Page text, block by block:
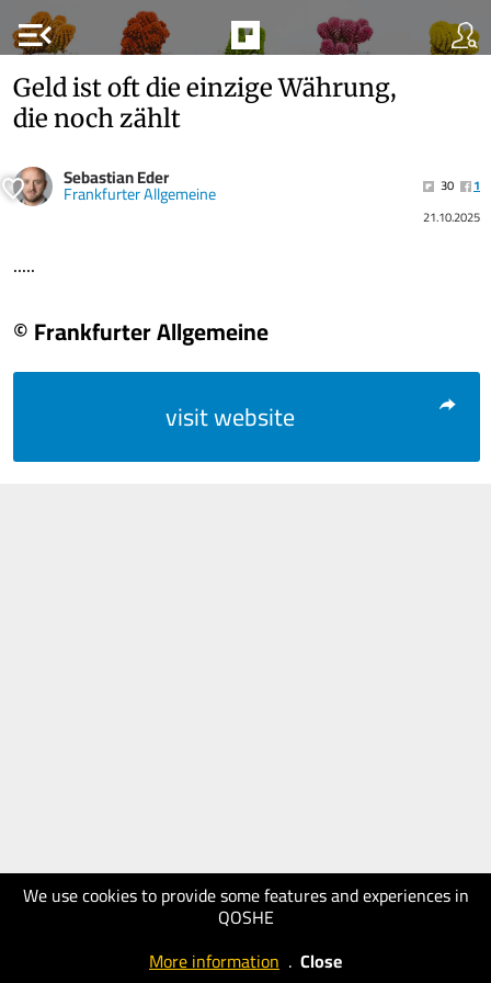
menu_open
We use cookies to provide some features and experiences in
QOSHE
More information . Close
Geld ist oft die einzige Währung,
die noch zählt
Sebastian Eder
Frankfurter Allgemeine 30
1
21.10.2025
.....
© Frankfurter Allgemeine
visit website